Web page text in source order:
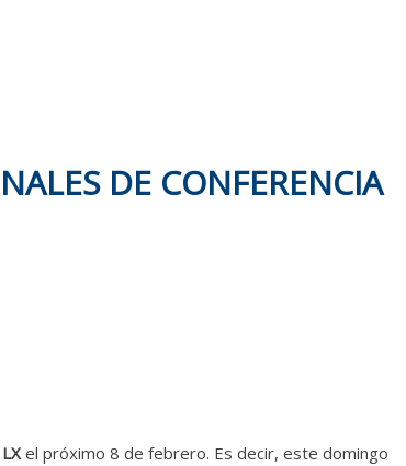
DE CONFERENCIA
el próximo 8 de febrero. Es decir, este domingo